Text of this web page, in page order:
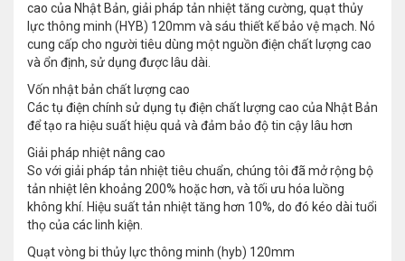
cao của Nhật Bản, giải pháp tản nhiệt tăng cường, quạt thủy
lực thông minh (HYB) 120mm và sáu thiết kế bảo vệ mạch. Nó
cung cấp cho người tiêu dùng một nguồn điện chất lượng cao
và ổn định, sử dụng được lâu dài.
Vốn nhật bản chất lượng cao
Các tụ điện chính sử dụng tụ điện chất lượng cao của Nhật Bản
để tạo ra hiệu suất hiệu quả và đảm bảo độ tin cậy lâu hơn
Giải pháp nhiệt nâng cao
So với giải pháp tản nhiệt tiêu chuẩn, chúng tôi đã mở rộng bộ
tản nhiệt lên khoảng 200% hoặc hơn, và tối ưu hóa luồng
không khí. Hiệu suất tản nhiệt tăng hơn 10%, do đó kéo dài tuổi
thọ của các linh kiện.
Quạt vòng bi thủy lực thông minh (hyb) 120mm